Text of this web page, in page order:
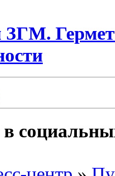
ЗГМ.